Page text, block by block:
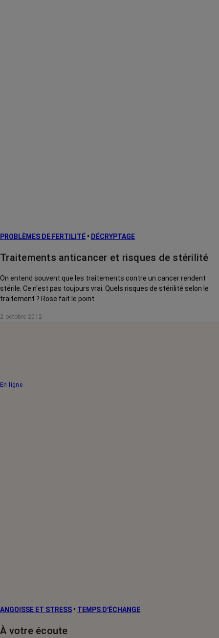
PROBLÈMES DE FERTILITÉ • DÉCRYPTAGE
Traitements anticancer et risques de stérilité
On entend souvent que les traitements contre un cancer rendent
stérile. Ce n'est pas toujours vrai. Quels risques de stérilité selon le
traitement ? Rose fait le point.
2 octobre 2012
En ligne
ANGOISSE ET STRESS • TEMPS D'ÉCHANGE
À votre écoute